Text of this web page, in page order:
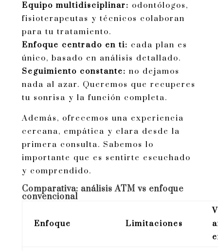
Equipo multidisciplinar: odontólogos,
fisioterapeutas y técnicos colaboran
para tu tratamiento.
Enfoque centrado en ti: cada plan es
único, basado en análisis detallado.
Seguimiento constante: no dejamos
nada al azar. Queremos que recuperes
tu sonrisa y la función completa.
Además, ofrecemos una experiencia
cercana, empática y clara desde la
primera consulta. Sabemos lo
importante que es sentirte escuchado
y comprendido.
Comparativa: análisis ATM vs enfoque
convencional
Enfoque Limitaciones